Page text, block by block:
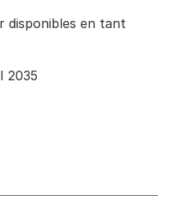
disponibles en tant
2035